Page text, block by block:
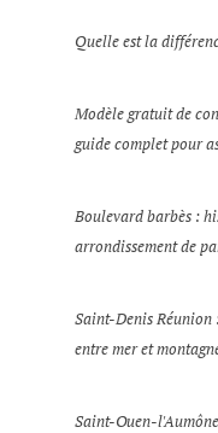
Quelle est la
Modèle gratuit de
guide complet pour
Boulevard barbès :
arrondissement de
Saint-Denis
entre mer et
Saint-Ouen-